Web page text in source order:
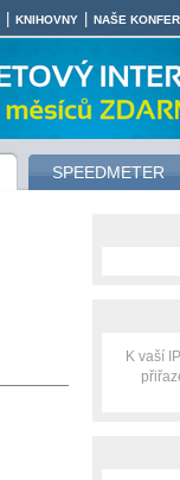
SPEEDMETER
KNIHOVNY NAŠE
K vaší